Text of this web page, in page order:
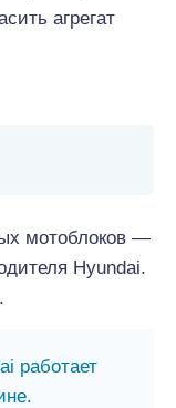
агрегат
мотоблоков —
Hyundai.
работает